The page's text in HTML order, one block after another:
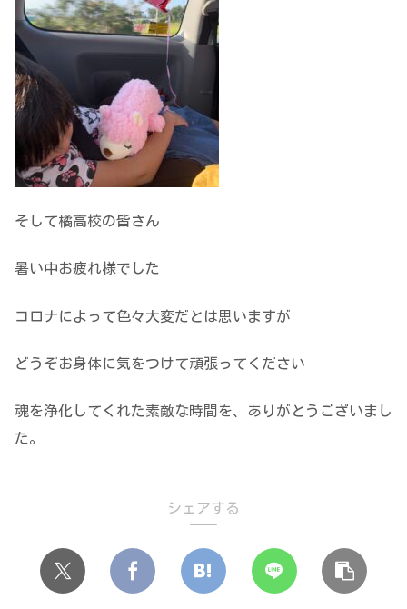
そして橘高校の皆さん
暑い中お疲れ様でした
コロナによって色々大変だとは思いますが
どうぞお身体に気をつけて頑張ってください
魂を浄化してくれた素敵な時間を、ありがとうございまし
た。
シェアする